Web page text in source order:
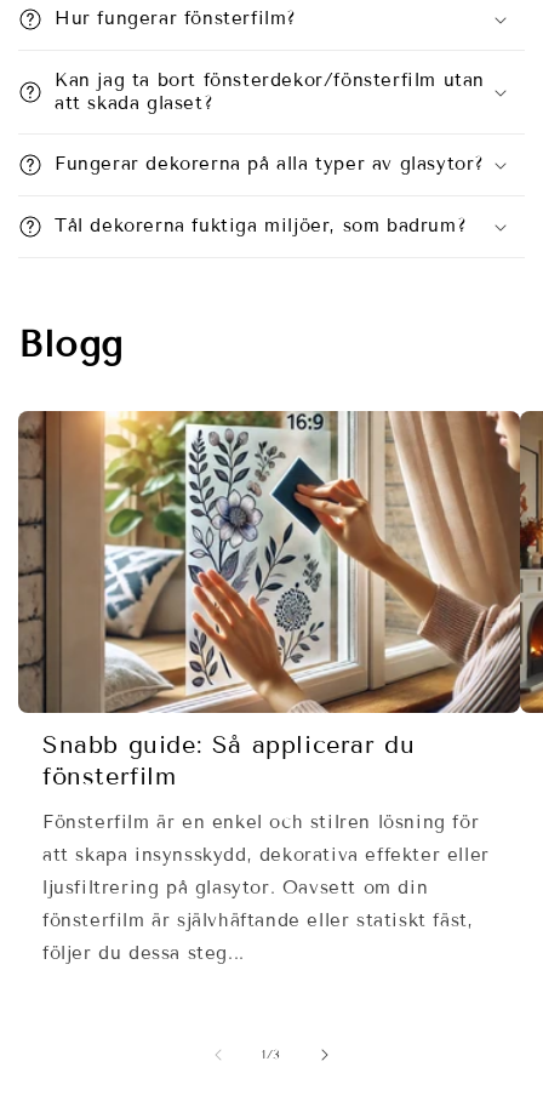
Hur fungerar fönsterfilm?
Kan jag ta bort fönsterdekor/fönsterfilm utan
att skada glaset?
Fungerar dekorerna på alla typer av glasytor?
Tål dekorerna fuktiga miljöer, som badrum?
Blogg
Snabb guide: Så applicerar du
fönsterfilm
Fönsterfilm är en enkel och stilren lösning för
att skapa insynsskydd, dekorativa effekter eller
ljusfiltrering på glasytor. Oavsett om din
fönsterfilm är självhäftande eller statiskt fäst,
följer du dessa steg...
1/av
3